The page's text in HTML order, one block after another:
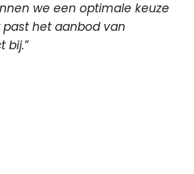
we een optimale keuze
het aanbod van
bij.”